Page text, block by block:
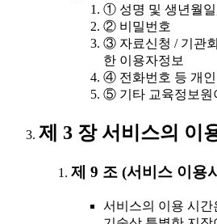
① 성명 및 생년월일
② 비밀번호
③ 자료신청 / 기관
한 이용자정보
④ 전화번호 등 개인
⑤ 기타 교육정보원
제 3 장 서비스의 이
제 9 조 (서비스 이용
서비스의 이용 시간